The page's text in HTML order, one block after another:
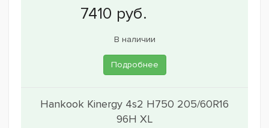
В наличии
Подробнее
Hankook Kinergy 4s2 H750 205/60R16
96H XL